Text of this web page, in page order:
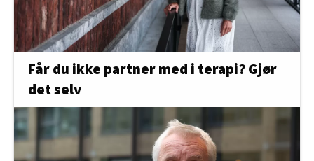
Får du ikke partner med i terapi? Gjør
det selv